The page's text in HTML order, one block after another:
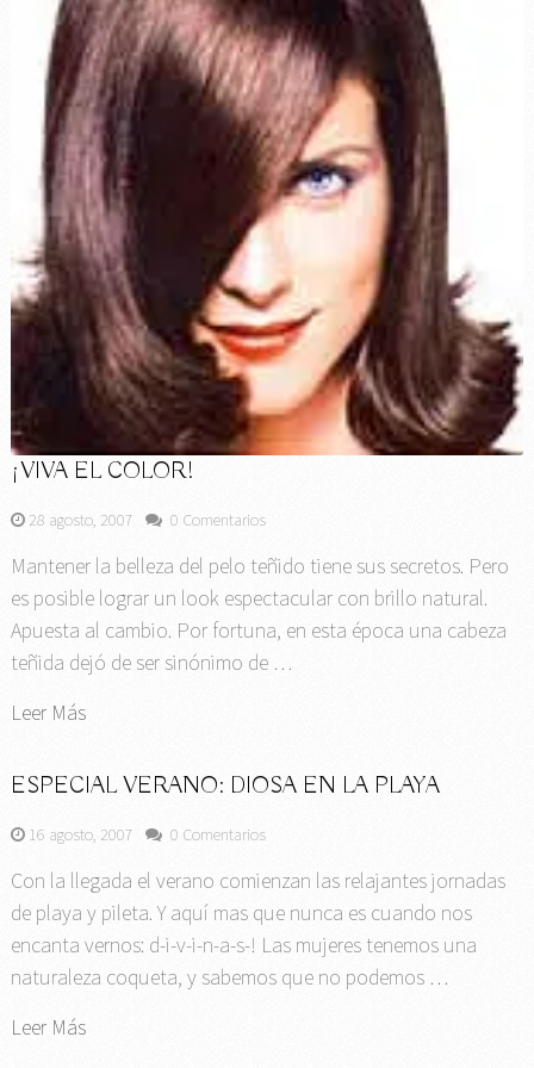
¡VIVA EL COLOR!
28 agosto, 2007 0 Comentarios
Mantener la belleza del pelo teñido tiene sus secretos. Pero
es posible lograr un look espectacular con brillo natural.
Apuesta al cambio. Por fortuna, en esta época una cabeza
teñida dejó de ser sinónimo de …
Leer Más
ESPECIAL VERANO: DIOSA EN LA PLAYA
16 agosto, 2007 0 Comentarios
Con la llegada el verano comienzan las relajantes jornadas
de playa y pileta. Y aquí mas que nunca es cuando nos
encanta vernos: d-i-v-i-n-a-s-! Las mujeres tenemos una
naturaleza coqueta, y sabemos que no podemos …
Leer Más